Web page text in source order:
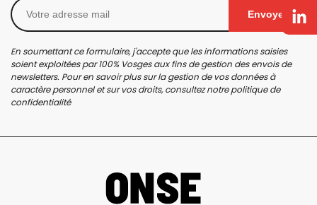
Envoyer
En soumettant ce formulaire, j'accepte que les informations saisies
soient exploitées par 100% Vosges aux fins de gestion des envois de
newsletters. Pour en savoir plus sur la gestion de vos données à
caractère personnel et sur vos droits, consultez notrepolitique de
confidentialité